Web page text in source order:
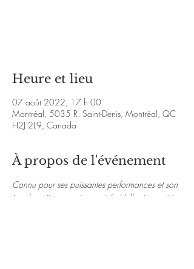
Heure et lieu
07 août 2022, 17 h 00
Montréal, 5035 R. Saint-Denis, Montréal, QC
H2J 2L9, Canada
À propos de l'événement
Connu pour ses puissantes performances et son
jeu de guitare passionnant, Jo Hell est un artiste